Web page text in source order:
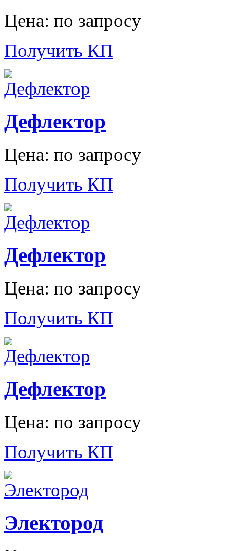
Цена: по запросу
Получить КП
Дефлектор
Цена: по запросу
Получить КП
Дефлектор
Цена: по запросу
Получить КП
Дефлектор
Цена: по запросу
Получить КП
Электород